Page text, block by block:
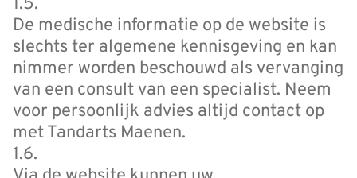
De medische informatie op de website is
slechts ter algemene kennisgeving en kan
nimmer worden beschouwd als vervanging
van een consult van een specialist. Neem
voor persoonlijk advies altijd contact op
met Tandarts Maenen.
1.6.